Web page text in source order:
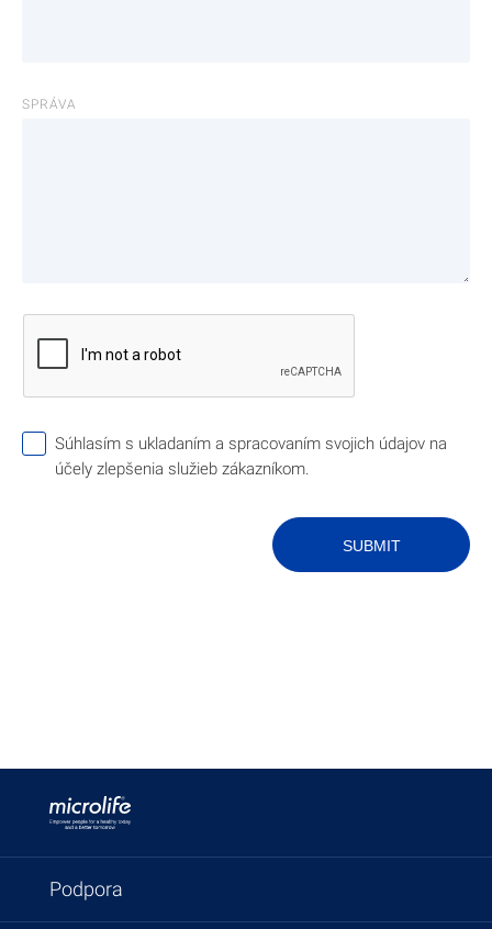
SPRÁVA
Súhlasím s ukladaním a spracovaním svojich údajov na
účely zlepšenia služieb zákazníkom.
SUBMIT
Podpora